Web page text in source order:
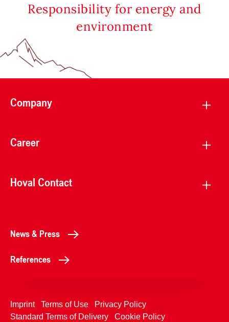
Responsibility for energy and
environment
Company
Career
Hoval Contact
News & Press
References
Imprint Terms of Use
Privacy Policy
Standard Terms of Delivery
Cookie Policy